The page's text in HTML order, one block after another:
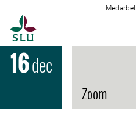
16dec
Zoom